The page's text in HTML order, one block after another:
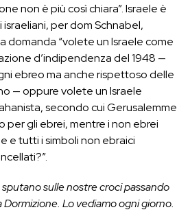
non è più così chiara”. Israele è
per dom Schnabel,
domanda “volete un Israele come
d’indipendenza del 1948 —
ebreo ma anche rispettoso delle
— oppure volete un Israele
secondo cui Gerusalemme
per gli ebrei, mentre i non ebrei
e tutti i simboli non ebraici
sulle nostre croci passando
Dormizione. Lo vediamo ogni giorno.